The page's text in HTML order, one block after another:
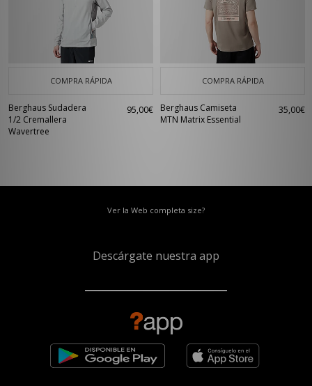
COMPRA RÁPIDA
Berghaus Sudadera
1/2 Cremallera
Wavertree
95,00€
COMPRA RÁPIDA
Berghaus Camiseta
MTN Matrix Essential
35,00€
Ver la Web completa size?
Descárgate nuestra app